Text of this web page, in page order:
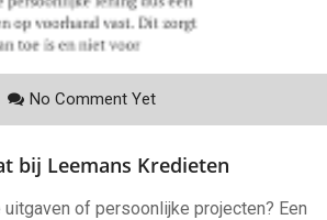
No Comment Yet
bij Leemans Kredieten
of persoonlijke projecten? Een